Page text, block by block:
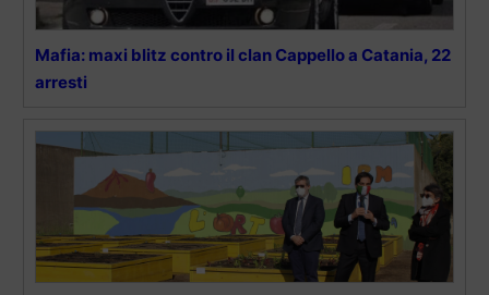
Mafia: maxi blitz contro il clan Cappello a Catania, 22
arresti